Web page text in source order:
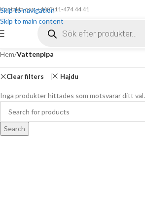
Skip to navigation
Skip to main content
Kontakta oss: +46(0)11-474 44 41
Hem/Vattenpipa
Clear filters Hajdu
Inga produkter hittades som motsvarar ditt val.
Search